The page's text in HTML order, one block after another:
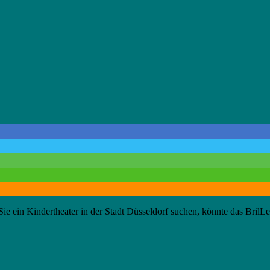
ein Kindertheater in der Stadt Düsseldorf suchen, könnte das